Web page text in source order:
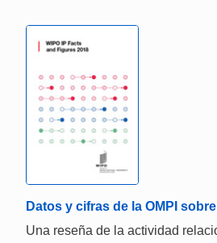
Datos y cifras de la OMPI sobre
Una reseña de la actividad